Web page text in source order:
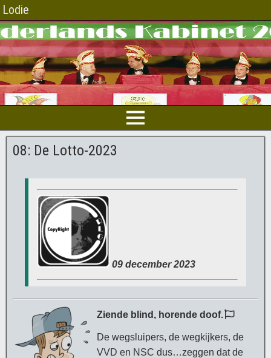
Lodie
08: De Lotto-2023
09 december 2023
Ziende blind, horende doof.
De wegsluipers, de wegkijkers, de
VVD en NSC dus…zeggen dat de